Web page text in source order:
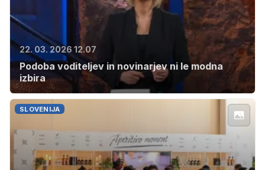
22. 03. 2026 12.07
Podoba voditeljev in novinarjev ni le modna
izbira
SLOVENIJA